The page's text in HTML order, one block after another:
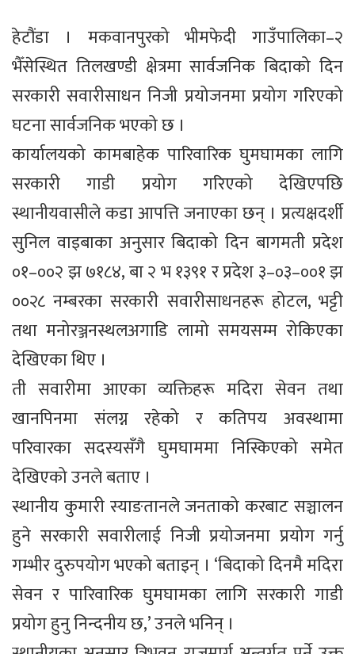
हेटौंडा । मकवानपुरको भीमफेदी गाउँपालिका–२
भैँसेस्थित तिलखण्डी क्षेत्रमा सार्वजनिक बिदाको दिन
सरकारी सवारीसाधन निजी प्रयोजनमा प्रयोग गरिएको
घटना सार्वजनिक भएको छ ।
कार्यालयको कामबाहेक पारिवारिक घुमघामका लागि
सरकारी गाडी प्रयोग गरिएको देखिएपछि
स्थानीयवासीले कडा आपत्ति जनाएका छन् । प्रत्यक्षदर्शी
सुनिल वाइबाका अनुसार बिदाको दिन बागमती प्रदेश
०१–००२ झ ७१८४, बा २ भ १३९१ र प्रदेश ३–०३–००१ झ
००२८ नम्बरका सरकारी सवारीसाधनहरू होटल, भट्टी
तथा मनोरञ्जनस्थलअगाडि लामो समयसम्म रोकिएका
देखिएका थिए ।
ती सवारीमा आएका व्यक्तिहरू मदिरा सेवन तथा
खानपिनमा संलग्न रहेको र कतिपय अवस्थामा
परिवारका सदस्यसँगै घुमघाममा निस्किएको समेत
देखिएको उनले बताए ।
स्थानीय कुमारी स्याङतानले जनताको करबाट सञ्चालन
हुने सरकारी सवारीलाई निजी प्रयोजनमा प्रयोग गर्नु
गम्भीर दुरुपयोग भएको बताइन् । ‘बिदाको दिनमै मदिरा
सेवन र पारिवारिक घुमघामका लागि सरकारी गाडी
प्रयोग हुनु निन्दनीय छ,’ उनले भनिन् ।